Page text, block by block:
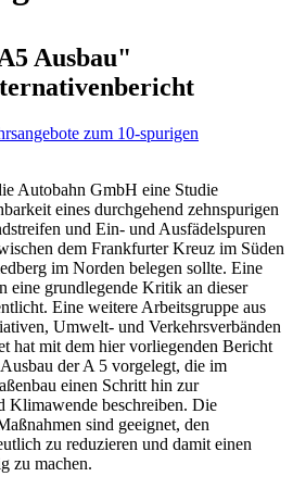
Ausbau"
Autobahn GmbH eine Studie
eines durchgehend zehnspurigen
und Ein- und Ausfädelspuren
dem Frankfurter Kreuz im Süden
im Norden belegen sollte. Eine
eine grundlegende Kritik an dieser
Eine weitere Arbeitsgruppe aus
Umwelt- und Verkehrsverbänden
hat mit dem hier vorliegenden Bericht
der A 5 vorgelegt, die im
einen Schritt hin zur
Klimawende beschreiben. Die
sind geeignet, den
zu reduzieren und damit einen
zu machen.